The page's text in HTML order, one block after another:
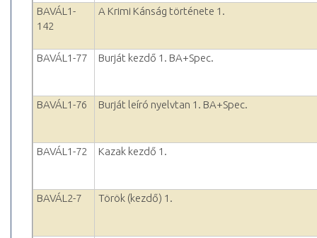
BAVÁL1-
142
A Krimi Kánság története 1.
BAVÁL1-77 Burját kezdő 1. BA+Spec.
BAVÁL1-76 Burját leíró nyelvtan 1. BA+Spec.
BAVÁL1-72 Kazak kezdő 1.
BAVÁL2-7 Török (kezdő) 1.